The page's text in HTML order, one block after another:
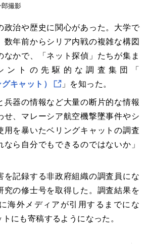
郎撮影
政治や歴史に関心があった。大学で
数年前からシリア内戦の複雑な構図
なかで、「ネット探偵」たちが集ま
ントの先駆的な調査集団「
キャット）
」を知った。
兵器の情報など大量の断片的な情報
せ、マレーシア航空機撃墜事件やシ
用を暴いたベリングキャットの調査
ら自分でもできるのではないか」
を記録する非政府組織の調査員にな
究の修士号を取得した。調査結果を
海外メディアが引用するまでにな
にも寄稿するようになった。